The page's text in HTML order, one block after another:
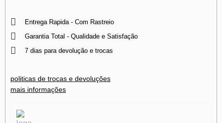
Entrega Rapida - Com Rastreio
Garantia Total - Qualidade e Satisfação
7 dias para devolução e trocas
politicas de trocas e devoluções
mais informações